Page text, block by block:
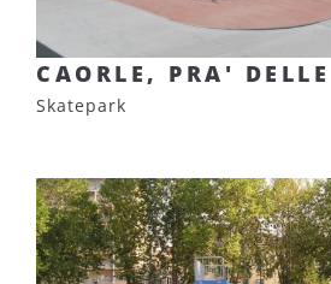
CAORLE, PRA'
Skatepark